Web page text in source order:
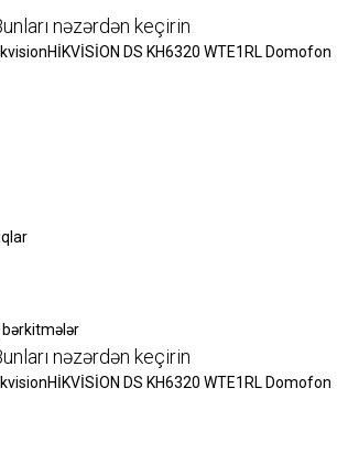
nəzərdən keçirin
HİKVİSİON DS KH6320 WTE1 RL Domofon
bərkitmələr
nəzərdən keçirin
HİKVİSİON DS KH6320 WTE1 RL Domofon